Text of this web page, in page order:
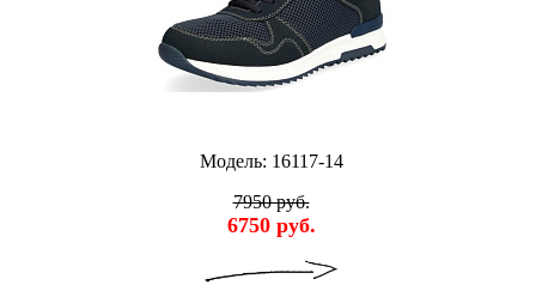
Модель: 16117-14
7950 руб.
6750 руб.